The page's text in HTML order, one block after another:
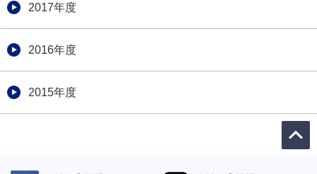
2017年度
2016年度
2015年度